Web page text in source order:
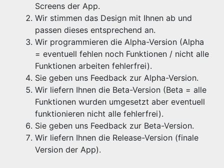
Screens der App.
Wir stimmen das Design mit Ihnen ab und
passen dieses entsprechend an.
Wir programmieren die Alpha-Version (Alpha
= eventuell fehlen noch Funktionen / nicht alle
Funktionen arbeiten fehlerfrei).
Sie geben uns Feedback zur Alpha-Version.
Wir liefern Ihnen die Beta-Version (Beta = alle
Funktionen wurden umgesetzt aber eventuell
funktionieren nicht alle fehlerfrei).
Sie geben uns Feedback zur Beta-Version.
Wir liefern Ihnen die Release-Version (finale
Version der App).